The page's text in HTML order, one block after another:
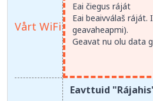
Vårt WiFi
Eai čiegus ráját
Eai beaivválaš ráját.
geavaheapmi).
Geavat nu olu data
Eavttuid